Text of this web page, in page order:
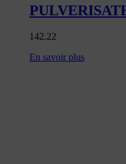
142.22
En savoir plus